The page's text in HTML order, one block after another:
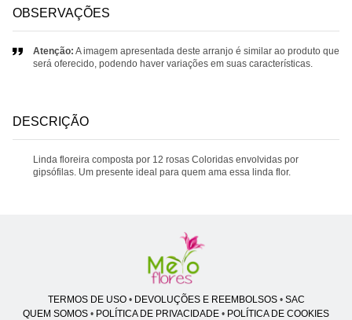
OBSERVAÇÕES
Atenção: A imagem apresentada deste arranjo é similar ao produto que
será oferecido, podendo haver variações em suas características.
DESCRIÇÃO
Linda floreira composta por 12 rosas Coloridas envolvidas por
gipsófilas. Um presente ideal para quem ama essa linda flor.
TERMOS DE USO• DEVOLUÇÕES E REEMBOLSOS• SAC
QUEM SOMOS • POLÍTICA DE PRIVACIDADE • POLÍTICA DE COOKIES